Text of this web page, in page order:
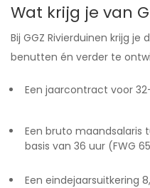
Wat krijg je van
Bij GGZ Rivierduinen krijg
benutten én verder te
Een jaarcontract voor
Een bruto maandsalaris
basis van 36 uur (FWG
Een eindejaarsuitkering